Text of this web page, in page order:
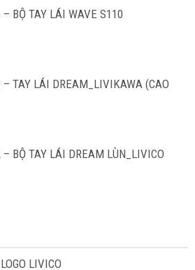
BỘ TAY LÁI WAVE S110
TAY LÁI DREAM_LIVIKAWA (CAO
BỘ TAY LÁI DREAM LÙN_LIVICO
LIVICO